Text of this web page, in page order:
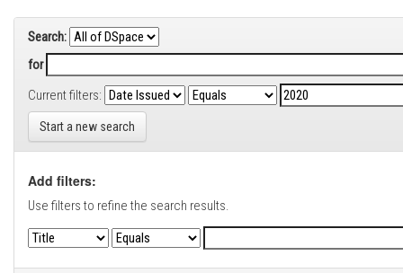
Search:
for
Current filters:
Start a new search
Add filters:
Use filters to refine the search results.